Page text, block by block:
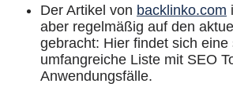
Der Artikel von backlinko.com
aber regelmäßig auf den
gebracht: Hier findet sich eine
umfangreiche Liste mit SEO
Anwendungsfälle.